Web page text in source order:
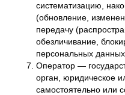
систематизацию,
(обновление,
передачу
обезличивание,
персональных
Оператор —
орган, юридическое
самостоятельно или